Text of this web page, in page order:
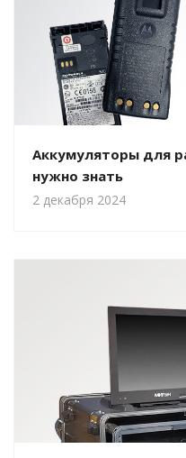
Аккумуляторы для
нужно знать
2 декабря 2024